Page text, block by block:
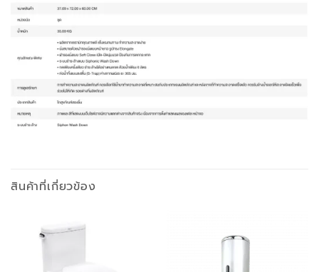
สินค้าที่เกี่ยวข้อง